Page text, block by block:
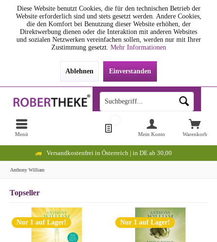
Diese Website benutzt Cookies, die für den technischen Betrieb der
Website erforderlich sind und stets gesetzt werden. Andere Cookies,
die den Komfort bei Benutzung dieser Website erhöhen, der
Direktwerbung dienen oder die Interaktion mit anderen Websites
und sozialen Netzwerken vereinfachen sollen, werden nur mit Ihrer
Zustimmung gesetzt. Mehr Informationen
Ablehnen Einverstanden
Versandkostenfrei in Österreich | in DE ab 30,00
Menü Warenkorb
Mein Konto
Anthony William
Topseller
Nur 1 auf Lager! Nur 1 auf Lager!